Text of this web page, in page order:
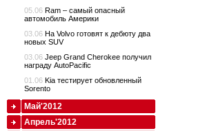
05.06 Ram – самый опасный
автомобиль Америки
03.06 На Volvo готовят к дебюту два
новых SUV
03.06 Jeep Grand Cherokee получил
награду AutoPacific
01.06 Kia тестирует обновленный
Sorento
Май'2012
Апрель'2012